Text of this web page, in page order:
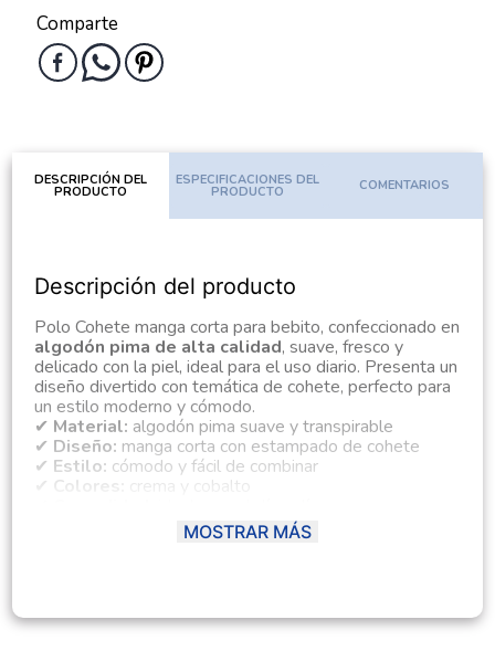
Comparte
DESCRIPCIÓN DEL
PRODUCTO
ESPECIFICACIONES DEL
PRODUCTO COMENTARIOS
Descripción del producto
Polo Cohete manga corta para bebito, confeccionado en
algodón pima de alta calidad, suave, fresco y
delicado con la piel, ideal para el uso diario. Presenta un
diseño divertido con temática de cohete, perfecto para
un estilo moderno y cómodo.
✔ Material: algodón pima suave y transpirable
✔ Diseño: manga corta con estampado de cohete
✔ Estilo: cómodo y fácil de combinar
✔ Colores:
crema y cobalto
mantiene su forma y color con los
polos y cafarenas en nuestra tienda online.
MOSTRAR MÁS